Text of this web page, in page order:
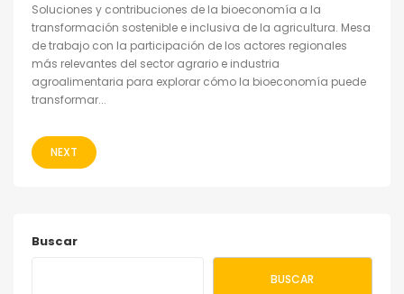
Soluciones y contribuciones de la bioeconomía a la
transformación sostenible e inclusiva de la agricultura. Mesa
de trabajo con la participación de los actores regionales
más relevantes del sector agrario e industria
agroalimentaria para explorar cómo la bioeconomía puede
transformar...
NEXT
Buscar
BUSCAR